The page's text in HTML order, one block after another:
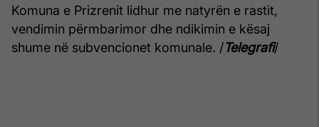
Komuna e Prizrenit lidhur me natyrën e rastit,
vendimin përmbarimor dhe ndikimin e kësaj
shume në subvencionet komunale. /Telegrafi/